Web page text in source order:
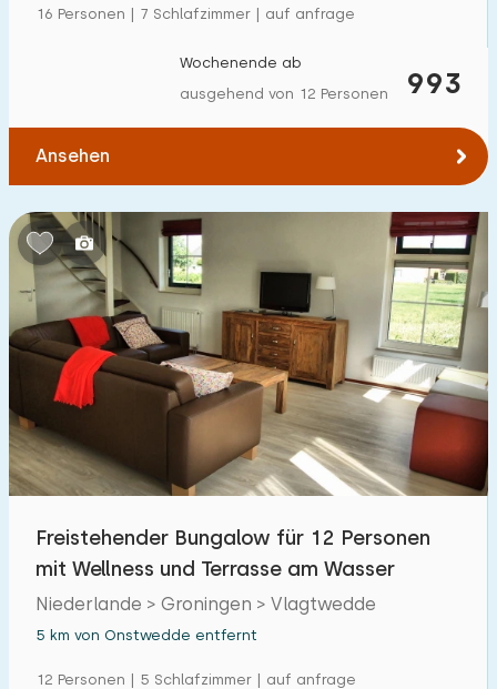
16 Personen | 7 Schlafzimmer | auf anfrage
993
Wochenende ab
ausgehend von 12 Personen
Ansehen
Freistehender Bungalow für 12 Personen
mit Wellness und Terrasse am Wasser
Niederlande > Groningen > Vlagtwedde
5 km von Onstwedde entfernt
12 Personen | 5 Schlafzimmer | auf anfrage